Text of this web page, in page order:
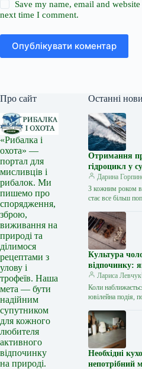
Save my name, email and
next time I comment.
Опублікувати коментар
Про сайт
«Рибалка і
охота» —
портал для
мисливців і
рибалок. Ми
пишемо про
спорядження,
зброю,
виживання на
природі та
ділимося
рецептами з
улову і
трофеїв. Наша
мета — бути
надійним
супутником
для кожного
любителя
активного
відпочинку
на природі.
Останні
Отримання
гідроцикл у
«Либідь-А»:
іспиту
Дарина
З кожним роком
стає все більш
чи гідроциклом
горизонти…
Культура
відпочинку:
стильний та
подарунок
Лариса Левчук
Коли
ювілейна подія,
близької людини
перетворюється
…
Необхідні
непотрібний